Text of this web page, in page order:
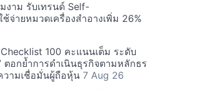
งาม รับเทรนด์ Self-
จ่ายหมวดเครื่องสำอางเพิ่ม 26%
100 คะแนนเต็ม ระดับ
ตอกย้ำการดำเนินธุรกิจตามหลักธร
วามเชื่อมั่นผู้ถือหุ้น 7 Aug 26